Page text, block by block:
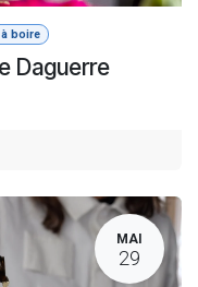
boire
Daguerre
MAI
29